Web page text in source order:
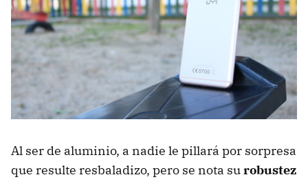
Al ser de aluminio, a nadie le pillará por sorpresa
que resulte resbaladizo, pero se nota surobustez